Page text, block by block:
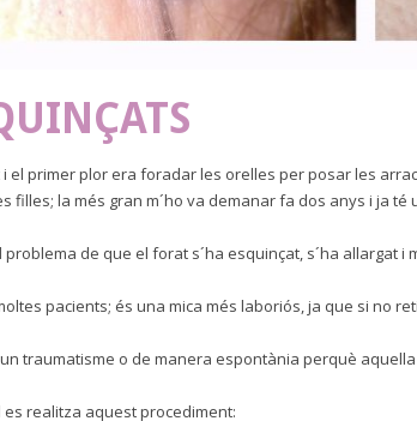
el primer plor era foradar les orelles per posar les
la més gran m´ho va demanar fa dos anys i ja té
de que el forat s´ha esquinçat, s´ha allargat i
pacients; és una mica més laboriós, ja que si no
traumatisme o de manera espontània perquè
es realitza aquest procediment: